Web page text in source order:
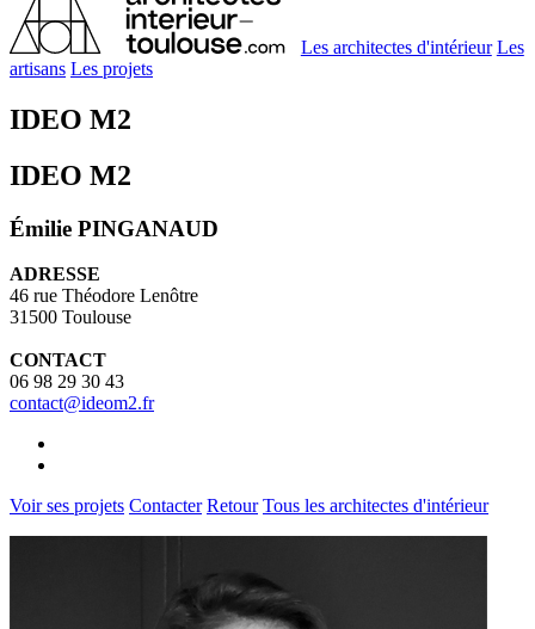
Les architectes d'intérieur Les
artisans Les projets
IDEO M2
IDEO M2
Émilie PINGANAUD
ADRESSE
46 rue Théodore Lenôtre
31500 Toulouse
CONTACT
06 98 29 30 43
contact@ideom2.fr
Voir ses projets Contacter Retour Tous les architectes d'intérieur